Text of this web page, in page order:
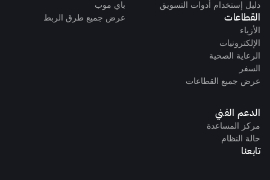
دليل إستخدام أدوات التسويق
القطاعات
الأزياء
الإلكترونيات
الرعاية الصحية
السفر
عرض جميع القطاعات
باي موب
عرض جميع طرق الربط
الدعم الفني
مركز المساعدة
حالة النظام
تابعنا